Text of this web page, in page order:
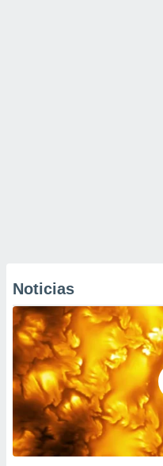
Noticias